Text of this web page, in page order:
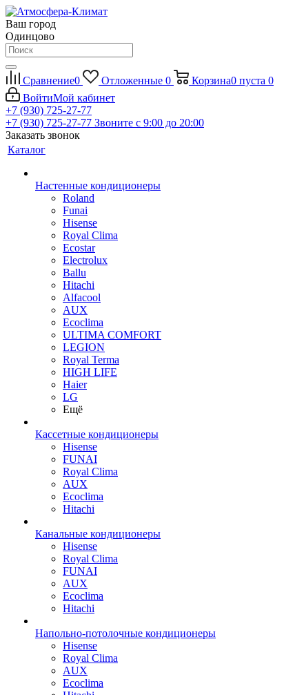
Ваш город
Одинцово
Сравнение0 Отложенные 0 Корзина0 пуста 0
ВойтиМой кабинет
+7 (930) 725-27-77
+7 (930) 725-27-77 Звоните с 9:00 до 20:00
Заказать звонок
Каталог
Настенные кондиционеры
Roland
Funai
Hisense
Royal Clima
Ecostar
Electrolux
Ballu
Hitachi
Alfacool
AUX
Ecoclima
ULTIMA COMFORT
LEGION
Royal Terma
HIGH LIFE
Haier
LG
Ещё
Кассетные кондиционеры
Hisense
FUNAI
Royal Clima
AUX
Ecoclima
Hitachi
Канальные кондиционеры
Hisense
Royal Clima
FUNAI
AUX
Ecoclima
Hitachi
Напольно-потолочные кондиционеры
Hisense
Royal Clima
AUX
Ecoclima